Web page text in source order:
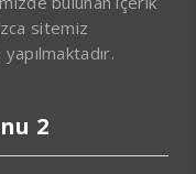
sitemiz
yapılmaktadır.
2